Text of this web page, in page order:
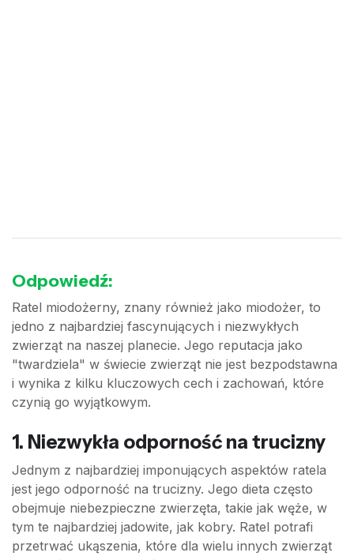
Odpowiedź:
Ratel miodożerny, znany również jako miodożer, to
jedno z najbardziej fascynujących i niezwykłych
zwierząt na naszej planecie. Jego reputacja jako
"twardziela" w świecie zwierząt nie jest bezpodstawna
i wynika z kilku kluczowych cech i zachowań, które
czynią go wyjątkowym.
1. Niezwykła odporność na trucizny
Jednym z najbardziej imponujących aspektów ratela
jest jego odporność na trucizny. Jego dieta często
obejmuje niebezpieczne zwierzęta, takie jak węże, w
tym te najbardziej jadowite, jak kobry. Ratel potrafi
przetrwać ukąszenia, które dla wielu innych zwierząt